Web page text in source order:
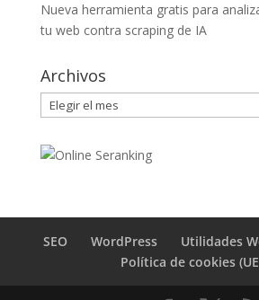
Nueva herramienta gratis para
tu web contra scraping de IA
Archivos
Archivos
SEO WordPress Utilidades
Política de cookies